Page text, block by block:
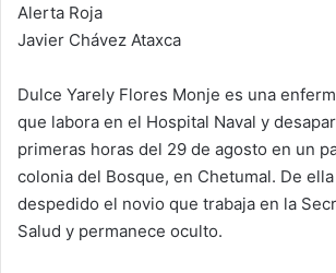
Alerta Roja
Javier Chávez Ataxca
Dulce Yarely Flores Monje es una
que labora en el Hospital Naval y
primeras horas del 29 de agosto en un
colonia del Bosque, en Chetumal. De
despedido el novio que trabaja en la
Salud y permanece oculto.